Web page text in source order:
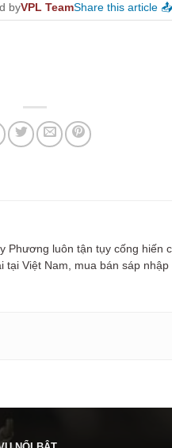
byVPL TeamShare this article 📤
Phương luôn tận tụy cống
Việt Nam, mua bán sáp